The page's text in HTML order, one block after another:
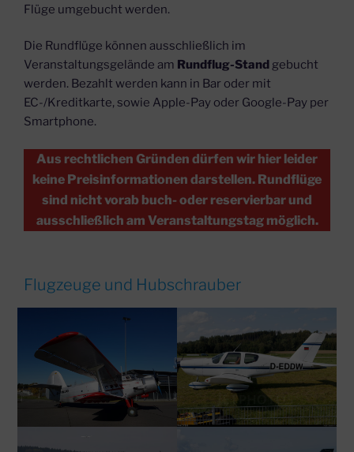
Flüge umgebucht werden.
Die Rundflüge können ausschließlich im
Veranstaltungsgelände am Rundflug-Stand gebucht
werden. Bezahlt werden kann in Bar oder mit
EC-/Kreditkarte, sowie Apple-Pay oder Google-Pay per
Smartphone.
Aus rechtlichen Gründen dürfen wir hier leider
keine Preisinformationen darstellen. Rundflüge
sind nicht vorab buch- oder reservierbar und
ausschließlich am Veranstaltungstag möglich.
Flugzeuge und Hubschrauber